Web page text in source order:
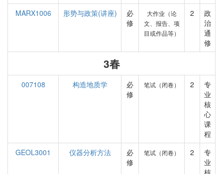
MARX1006
形势与政策(讲座)
必
修
大作业（论
文、报告、项
目或作品等）
2
政
治
通
修
3春
007108 构造地质学
必
修
笔试（闭卷） 2
专
业
核
心
课
程
GEOL3001
仪器分析方法
必
修
笔试（闭卷） 2
专
业
核